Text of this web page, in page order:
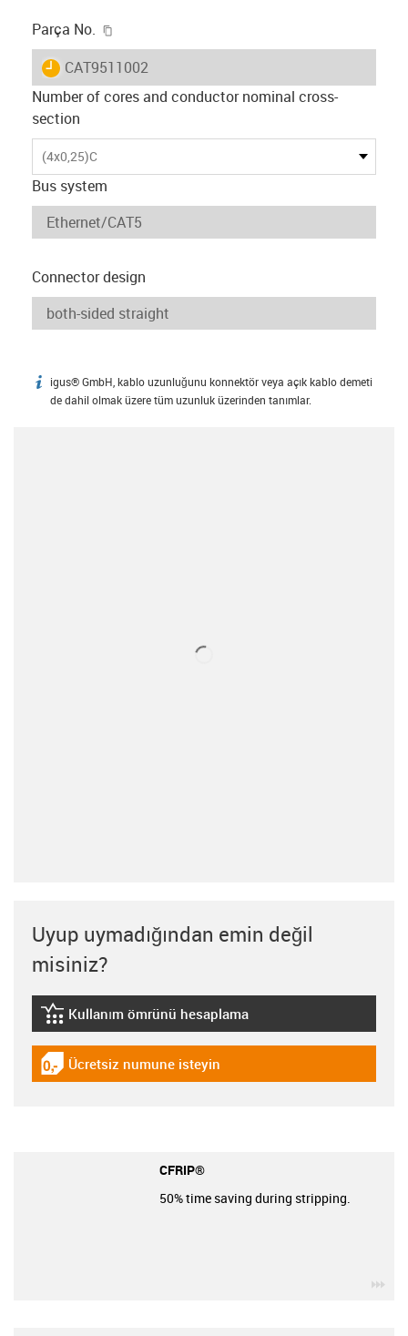
Parça No.
igus-icon-lieferzeit
CAT9511002
Number of cores and conductor nominal cross-
section
(4x0,25)C
Bus system
Connector design
igus-icon-info
igus® GmbH, kablo uzunluğunu konnektör veya açık kablo demeti
de dahil olmak üzere tüm uzunluk üzerinden tanımlar.
Uyup uymadığından emin değil
misiniz?
igus-icon-lebensdauerrechner
Kullanım ömrünü hesaplama
igus-icon-gratismuster
Ücretsiz numune isteyin
CFRIP®
50% time saving during stripping.